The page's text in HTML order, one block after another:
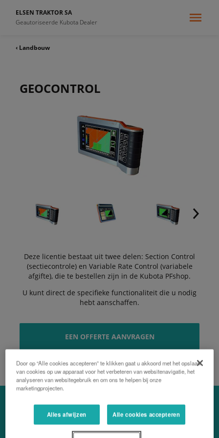
ELSEN TRAKTOR SA
Geautoriseerde Kubota Dealer
‹ Landbouw
GEOCONTROL
Deze licentie bestaat uit twee delen: Section Control
(sectiecontrole) en Variable Rate Control (variabele
afgifte), die te bestellen zijn in de Kubota PFshop.
U kunt direct de specifieke functionaliteit die u nodig
hebt aanschaffen.
EEN OFFERTE AANVRAGEN
Door op “Alle cookies accepteren” te klikken gaat u akkoord met het opslaan
van cookies op uw apparaat voor het verbeteren van websitenavigatie, het
analyseren van websitegebruik en om ons te helpen bij onze
marketingprojecten.
Alles afwijzen Alle cookies accepteren